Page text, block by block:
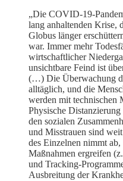
„Die COVID-19-
lang anhaltenden Krise,
Globus länger
war. Immer mehr
wirtschaftlicher
unsichtbare Feind ist
(…) Die Überwachung
alltäglich, und die
werden mit
Physische
den sozialen
und Misstrauen sind
des Einzelnen nimmt
Maßnahmen ergreifen
und Tracking-
Ausbreitung der